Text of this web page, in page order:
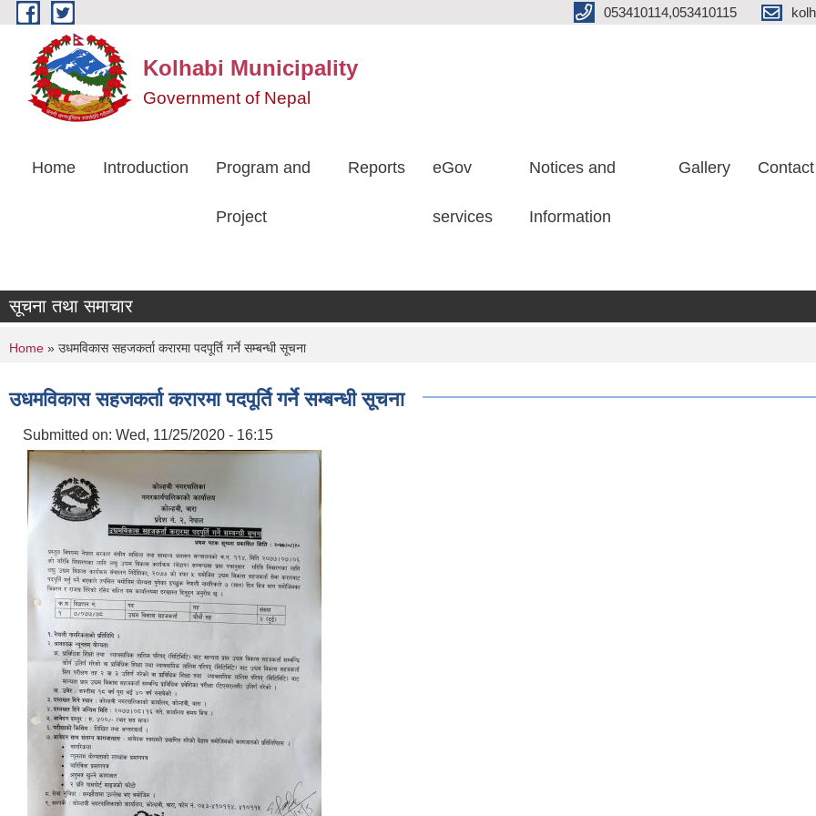
Skip to main content 053410114,053410115
Kolhabi Municipality
Government of Nepal
Home Introduction Program and
Project
Reports eGov
services
Notices and
Information
Gallery Contact
सूचना तथा समाचार
You are here
Home » उधमविकास सहजकर्ता करारमा पदपूर्ति गर्ने सम्बन्धी सूचना
उधमविकास सहजकर्ता करारमा पदपूर्ति गर्ने सम्बन्धी सूचना
Submitted on: Wed, 11/25/2020 - 16:15